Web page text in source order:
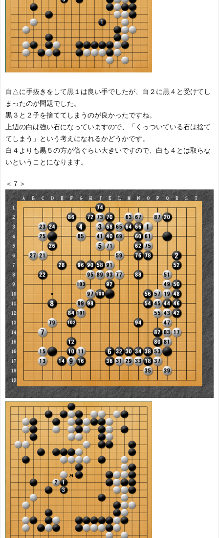
白△に手抜きをして黒１は良い手でしたが、白２に黒４と受けてし
まったのが問題でした。
黒３と２子を捨ててしまうのが良かったですね。
上辺の白は強い石になっていますので、「くっついている石は捨て
てしまう」という考えになれるかどうかです。
白４よりも黒５の方が倍ぐらい大きいですので、白も４とは取らな
いということになります。
＜７＞